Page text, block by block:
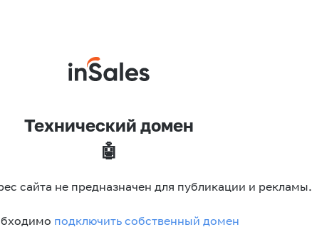
Технический домен
🤖
сайта не предназначен для публикации и рекламы.
подключить собственный домен